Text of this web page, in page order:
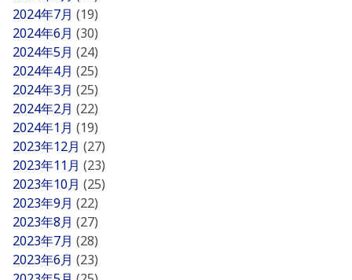
2024年7月 (19)
2024年6月 (30)
2024年5月 (24)
2024年4月 (25)
2024年3月 (25)
2024年2月 (22)
2024年1月 (19)
2023年12月 (27)
2023年11月 (23)
2023年10月 (25)
2023年9月 (22)
2023年8月 (27)
2023年7月 (28)
2023年6月 (23)